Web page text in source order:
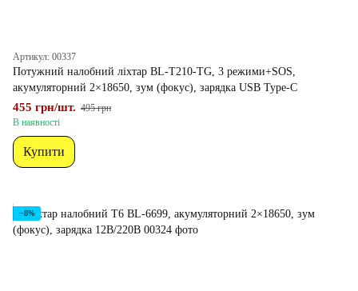
Артикул: 00337
Потужний налобний ліхтар BL-T210-TG, 3 режими+SOS,
акумуляторний 2×18650, зум (фокус), зарядка USB Type-C
455 грн/шт. 495 грн
В наявності
Купити
−8%